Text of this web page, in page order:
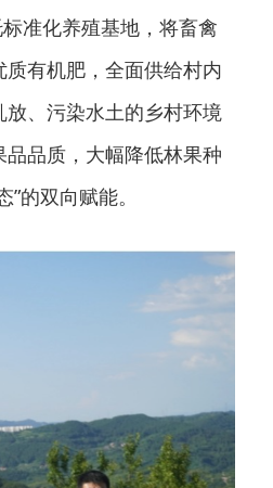
准化养殖基地，将畜禽
有机肥，全面供给村内
、污染水土的乡村环境
品质，大幅降低林果种
的双向赋能。